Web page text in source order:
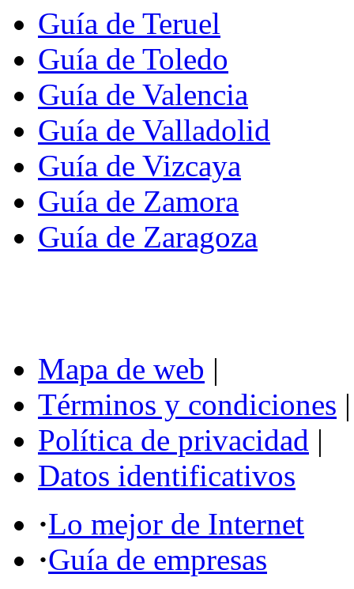
Guía de Teruel
Guía de Toledo
Guía de Valencia
Guía de Valladolid
Guía de Vizcaya
Guía de Zamora
Guía de Zaragoza
Mapa de web |
Términos y condiciones |
Política de privacidad |
Datos identificativos
·Lo mejor de Internet
·Guía de empresas